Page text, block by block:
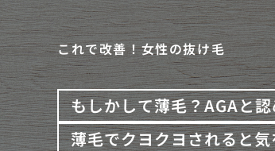
これで改善！女性の抜け毛
もしかして薄毛？AGAと
薄毛でクヨクヨされると